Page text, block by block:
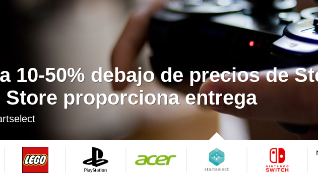
Online: juego multijugador,
y guardados en la nube
Switch